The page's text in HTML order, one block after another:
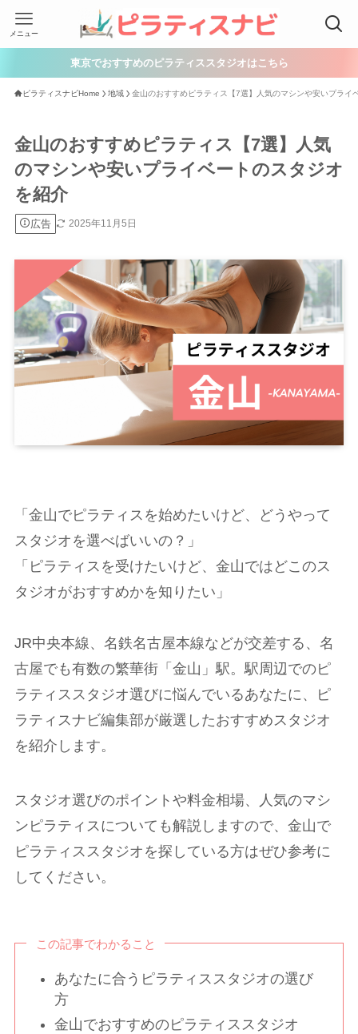
メニュー
東京でおすすめのピラティススタジオはこちら
ピラティスナビHome 地域 金山のおすすめピラティス【7選】人気のマシンや安いプライ
金山のおすすめピラティス【7選】人気
のマシンや安いプライベートのスタジオ
を紹介
広告 2025年11月5日
「金山でピラティスを始めたいけど、どうやって
スタジオを選べばいいの？」
「ピラティスを受けたいけど、金山ではどこのス
タジオがおすすめかを知りたい」
JR中央本線、名鉄名古屋本線などが交差する、名
古屋でも有数の繁華街「金山」駅。駅周辺でのピ
ラティススタジオ選びに悩んでいるあなたに、ピ
ラティスナビ編集部が厳選したおすすめスタジオ
を紹介します。
スタジオ選びのポイントや料金相場、人気のマシ
ンピラティスについても解説しますので、金山で
ピラティススタジオを探している方はぜひ参考に
してください。
この記事でわかること
あなたに合うピラティススタジオの選び
方
金山でおすすめのピラティススタジオ